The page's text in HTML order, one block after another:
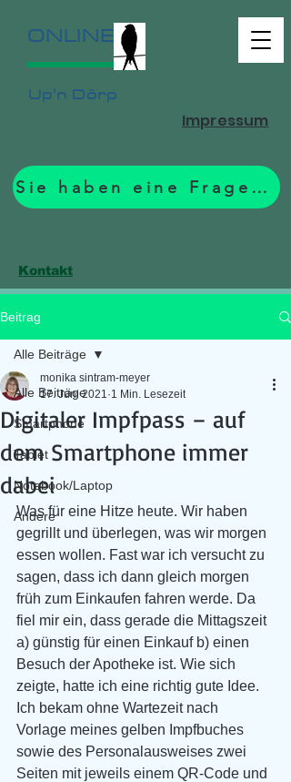
ONLINE
Up'n Dörp
Sie haben eine Frage? Zum Formular.
Impressum
Kontakt
Beitrag
Alle Beiträge
Smartphone
Tablet
Notebook/Laptop
Andere
Alle Beiträge
Digitaler Impfpass – auf
dem Smartphone immer
dabei
monika sintram-meyer
17. Juni 2021 1 Min. Lesezeit
Was für eine Hitze heute. Wir haben
gegrillt und überlegen, was wir morgen
essen wollen. Fast war ich versucht zu
sagen, dass ich dann gleich morgen
früh zum Einkaufen fahren werde. Da
fiel mir ein, dass gerade die Mittagszeit
a) günstig für einen Einkauf b) einen
Besuch der Apotheke ist. Wie sich
zeigte, hatte ich eine richtig gute Idee.
Ich bekam ohne Wartezeit nach
Vorlage meines gelben Impfbuches
sowie des Personalausweises zwei
Seiten mit jeweils einem QR-Code und